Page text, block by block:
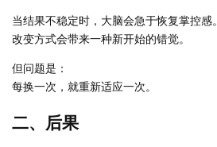
当结果不稳定时，大脑会急于恢复掌控感。
改变方式会带来一种新开始的错觉。
但问题是：
每换一次，就重新适应一次。
二、后果